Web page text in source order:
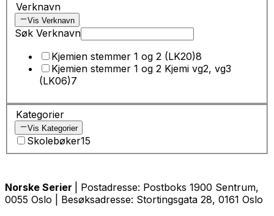
Verknavn
Vis Verknavn
Søk Verknavn
Kjemien stemmer 1 og 2 (LK20)8
Kjemien stemmer 1 og 2 Kjemi vg2, vg3
(LK06)7
Kategorier
Vis Kategorier
Skolebøker15
Norske Serier
| Postadresse: Postboks 1900 Sentrum,
0055 Oslo | Besøksadresse: Stortingsgata 28, 0161 Oslo